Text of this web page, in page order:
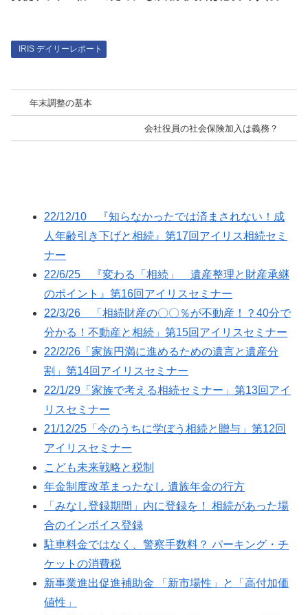
IRIS デイリーレポート
年末調整の基本
会社役員の社会保険加入は義務？
22/12/10 『知らなかったでは済まされない！成
人年齢引き下げと相続』第17回アイリス相続セミ
ナー
22/6/25 『変わる「相続」 遺産整理と財産承継
のポイント』第16回アイリスセミナー
22/3/26 「相続財産の〇〇％が不動産！？40分で
分かる！不動産と相続」第15回アイリスセミナー
22/2/26「家族円満に進めるための遺言と遺産分
割」第14回アイリスセミナー
22/1/29「家族で考える相続セミナー」第13回アイ
リスセミナー
21/12/25「今のうちに学ぼう相続と贈与」第12回
アイリスセミナー
こども未来戦略と税制
年金制度改革まったなし 遺族年金の行方
「みなし登録期間」内に登録を！ 相続があった場
合のインボイス登録
駐車料金ではなく、警察手数料？ パーキング・チ
ケットの消費税
新事業進出促進補助金 「新市場性」と「高付加価
値性」